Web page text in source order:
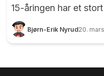
15-åringen har et
meget tøff idrett. Vil
bidra til at
Bjørn-Erik Nyrud20.